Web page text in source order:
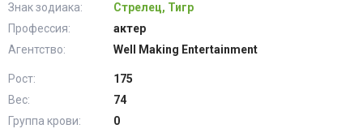
Знак зодиака:
Стрелец, Тигр
Профессия:
актер
Агентство:
Well Making Entertainment
Рост:
175
Вес:
74
Группа крови:
0